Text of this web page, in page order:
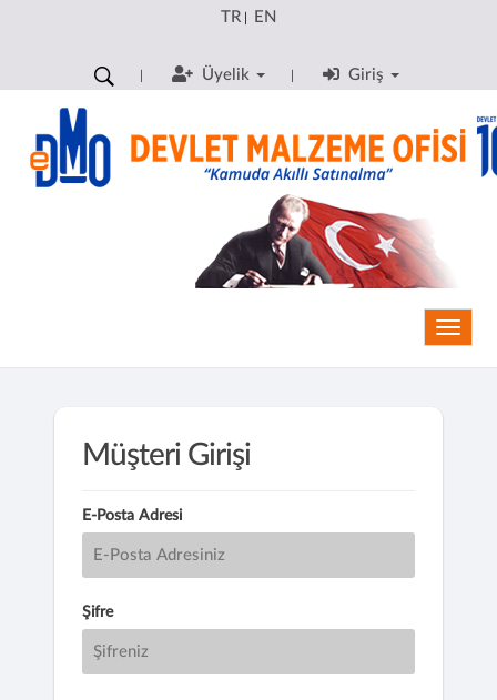
TR| EN
Üyelik Giriş
Müşteri Girişi
E-Posta Adresi
Şifre